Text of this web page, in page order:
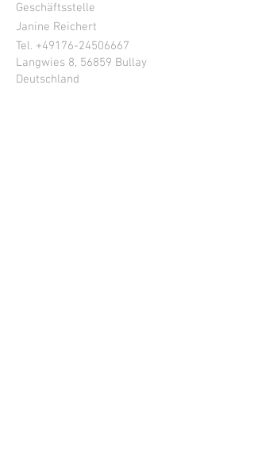
Geschäftsstelle
Janine Reichert
Tel. +49176-24506667
Langwies 8, 56859 Bullay
Deutschland